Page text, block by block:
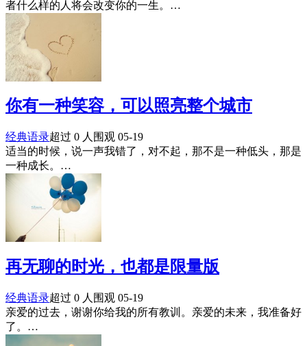
者什么样的人将会改变你的一生。…
你有一种笑容，可以照亮整个城市
经典语录超过 0 人围观 05-19
适当的时候，说一声我错了，对不起，那不是一种低头，那是
一种成长。…
再无聊的时光，也都是限量版
经典语录超过 0 人围观 05-19
亲爱的过去，谢谢你给我的所有教训。亲爱的未来，我准备好
了。…